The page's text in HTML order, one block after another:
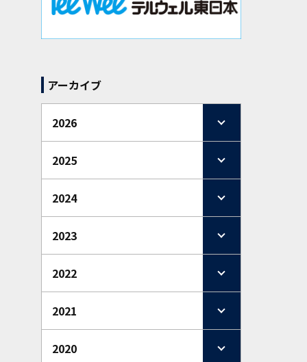
アーカイブ
2026
2025
2024
2023
2022
2021
2020